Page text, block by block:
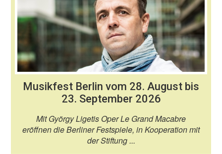
Musikfest Berlin vom 28. August bis
23. September 2026
Mit György Ligetis Oper Le Grand Macabre
eröffnen die Berliner Festspiele, in Kooperation mit
der Stiftung ...